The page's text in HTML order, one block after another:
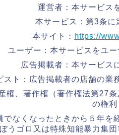
運営者：本サービス
本サービス：第3条に
本サイト： https://
ユーザー：本サービスをユ
広告掲載者：本サービス
スト：広告掲載者の店舗の業
権、著作権（著作権法第27
の権利
なくなったときから５年
うゴロ又は特殊知能暴力集